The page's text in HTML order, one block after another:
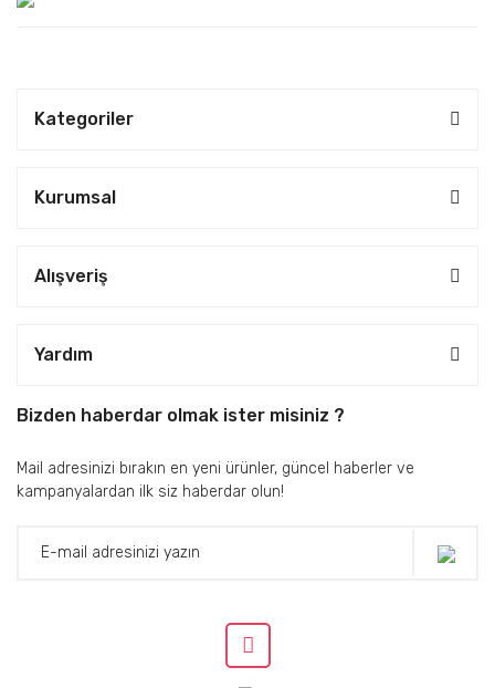
Kategoriler
Kurumsal
Alışveriş
Yardım
Bizden haberdar olmak ister misiniz ?
Mail adresinizi bırakın en yeni ürünler, güncel haberler ve
kampanyalardan ilk siz haberdar olun!